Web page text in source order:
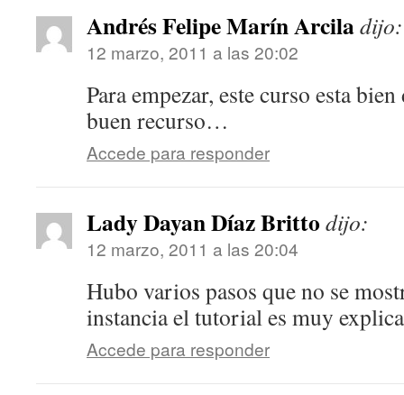
Andrés Felipe Marín Arciladijo:
12 marzo, 2011 a las 20:02
Para empezar, este curso esta
buen recurso…
Accede para responder
Lady Dayan Díaz Britto dijo:
12 marzo, 2011 a las 20:04
Hubo varios pasos que no se
instancia el tutorial es muy
Accede para responder